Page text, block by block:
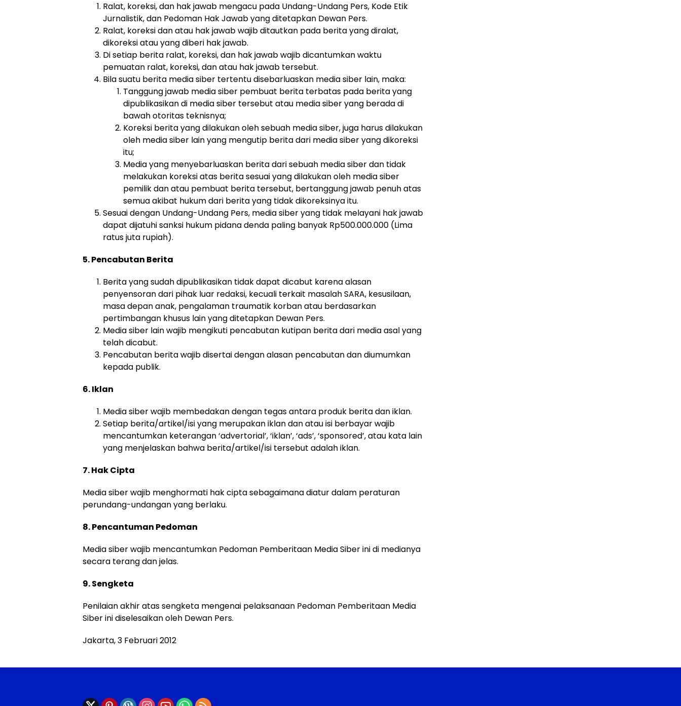
Ralat, koreksi, dan hak jawab mengacu pada Undang-Undang Pers, Kode Etik
Jurnalistik, dan Pedoman Hak Jawab yang ditetapkan Dewan Pers.
Ralat, koreksi dan atau hak jawab wajib ditautkan pada berita yang diralat,
dikoreksi atau yang diberi hak jawab.
Di setiap berita ralat, koreksi, dan hak jawab wajib dicantumkan waktu
pemuatan ralat, koreksi, dan atau hak jawab tersebut.
Bila suatu berita media siber tertentu disebarluaskan media siber lain, maka:
Tanggung jawab media siber pembuat berita terbatas pada berita yang
dipublikasikan di media siber tersebut atau media siber yang berada di
bawah otoritas teknisnya;
Koreksi berita yang dilakukan oleh sebuah media siber, juga harus dilakukan
oleh media siber lain yang mengutip berita dari media siber yang dikoreksi
itu;
Media yang menyebarluaskan berita dari sebuah media siber dan tidak
melakukan koreksi atas berita sesuai yang dilakukan oleh media siber
pemilik dan atau pembuat berita tersebut, bertanggung jawab penuh atas
semua akibat hukum dari berita yang tidak dikoreksinya itu.
Sesuai dengan Undang-Undang Pers, media siber yang tidak melayani hak jawab
dapat dijatuhi sanksi hukum pidana denda paling banyak Rp500.000.000 (Lima
ratus juta rupiah).
5. Pencabutan Berita
Berita yang sudah dipublikasikan tidak dapat dicabut karena alasan
penyensoran dari pihak luar redaksi, kecuali terkait masalah SARA, kesusilaan,
masa depan anak, pengalaman traumatik korban atau berdasarkan
pertimbangan khusus lain yang ditetapkan Dewan Pers.
Media siber lain wajib mengikuti pencabutan kutipan berita dari media asal yang
telah dicabut.
Pencabutan berita wajib disertai dengan alasan pencabutan dan diumumkan
kepada publik.
6. Iklan
Media siber wajib membedakan dengan tegas antara produk berita dan iklan.
Setiap berita/artikel/isi yang merupakan iklan dan atau isi berbayar wajib
mencantumkan keterangan ‘advertorial’, ‘iklan’, ‘ads’, ‘sponsored’, atau kata lain
yang menjelaskan bahwa berita/artikel/isi tersebut adalah iklan.
7. Hak Cipta
Media siber wajib menghormati hak cipta sebagaimana diatur dalam peraturan
perundang-undangan yang berlaku.
8. Pencantuman Pedoman
Media siber wajib mencantumkan Pedoman Pemberitaan Media Siber ini di medianya
secara terang dan jelas.
9. Sengketa
Penilaian akhir atas sengketa mengenai pelaksanaan Pedoman Pemberitaan Media
Siber ini diselesaikan oleh Dewan Pers.
Jakarta, 3 Februari 2012